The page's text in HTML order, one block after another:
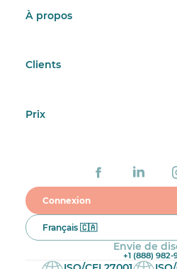
À propos
Clients
Prix
Connexion
Français 🇨🇦
Envie de
+1 (888) 982-